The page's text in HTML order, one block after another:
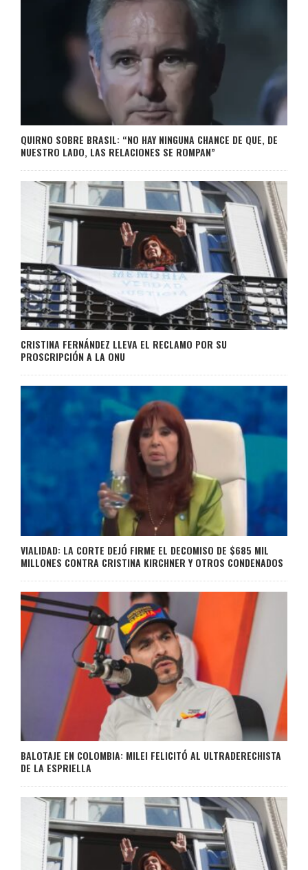
QUIRNO SOBRE BRASIL: “NO HAY NINGUNA CHANCE DE QUE, DE
NUESTRO LADO, LAS RELACIONES SE ROMPAN”
CRISTINA FERNÁNDEZ LLEVA EL RECLAMO POR SU
PROSCRIPCIÓN A LA ONU
VIALIDAD: LA CORTE DEJÓ FIRME EL DECOMISO DE $685 MIL
MILLONES CONTRA CRISTINA KIRCHNER Y OTROS CONDENADOS
BALOTAJE EN COLOMBIA: MILEI FELICITÓ AL ULTRADERECHISTA
DE LA ESPRIELLA